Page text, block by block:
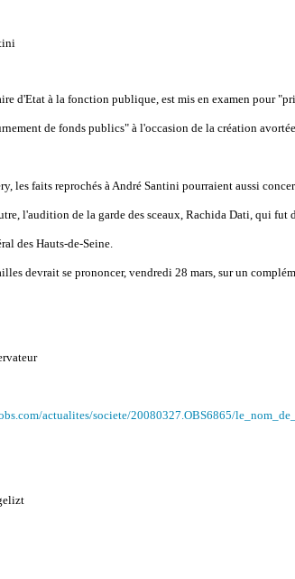
d'Etat à la fonction publique, est mis en examen pour
de fonds publics" à l'occasion de la création
les faits reprochés à André Santini pourraient aussi
l'audition de la garde des sceaux, Rachida Dati, qui fut
des Hauts-de-Seine.
devrait se prononcer, vendredi 28 mars, sur un
actualites/societe/20080327.OBS6865/